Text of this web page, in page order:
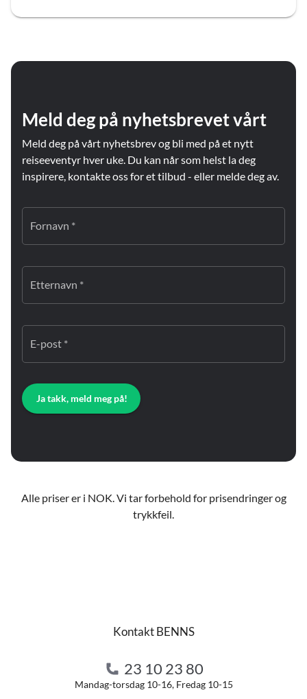
Meld deg på nyhetsbrevet vårt
Meld deg på vårt nyhetsbrev og bli med på et nytt
reiseeventyr hver uke. Du kan når som helst la deg
inspirere, kontakte oss for et tilbud - eller melde deg av.
Fornavn *
Etternavn *
E-post *
Ja takk, meld meg på!
Alle priser er i NOK. Vi tar forbehold for prisendringer og
trykkfeil.
Kontakt BENNS
23 10 23 80
Mandag-torsdag 10-16, Fredag 10-15